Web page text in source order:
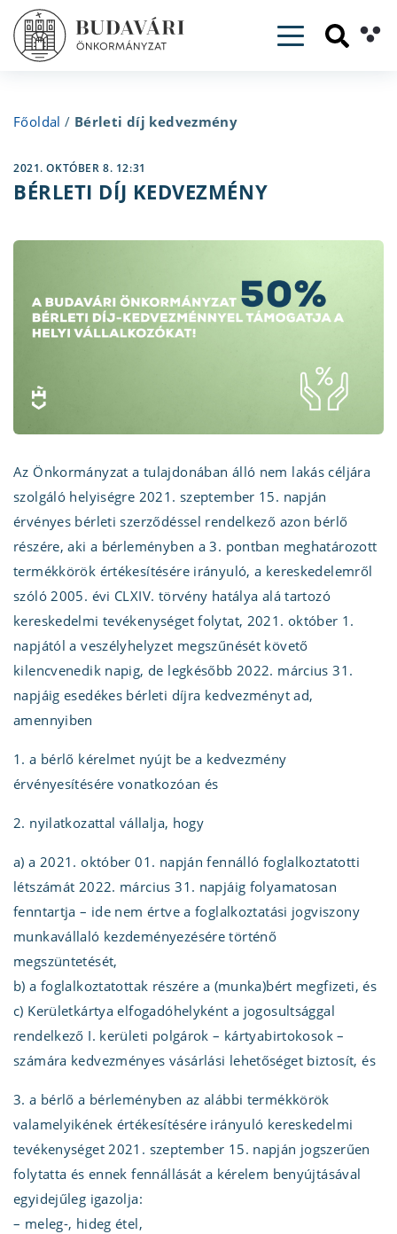
Toggle
Főoldal / Bérleti díj kedvezmény
2021. OKTÓBER 8. 12:31
BÉRLETI DÍJ KEDVEZMÉNY
Az Önkormányzat a tulajdonában álló nem lakás céljára
szolgáló helyiségre 2021. szeptember 15. napján
érvényes bérleti szerződéssel rendelkező azon bérlő
részére, aki a bérleményben a 3. pontban meghatározott
termékkörök értékesítésére irányuló, a kereskedelemről
szóló 2005. évi CLXIV. törvény hatálya alá tartozó
kereskedelmi tevékenységet folytat, 2021. október 1.
napjától a veszélyhelyzet megszűnését követő
kilencvenedik napig, de legkésőbb 2022. március 31.
napjáig esedékes bérleti díjra kedvezményt ad,
amennyiben
1. a bérlő kérelmet nyújt be a kedvezmény
érvényesítésére vonatkozóan és
2. nyilatkozattal vállalja, hogy
a) a 2021. október 01. napján fennálló foglalkoztatotti
létszámát 2022. március 31. napjáig folyamatosan
fenntartja – ide nem értve a foglalkoztatási jogviszony
munkavállaló kezdeményezésére történő
megszüntetését,
b) a foglalkoztatottak részére a (munka)bért megfizeti, és
c) Kerületkártya elfogadóhelyként a jogosultsággal
rendelkező I. kerületi polgárok – kártyabirtokosok –
számára kedvezményes vásárlási lehetőséget biztosít, és
3. a bérlő a bérleményben az alábbi termékkörök
valamelyikének értékesítésére irányuló kereskedelmi
tevékenységet 2021. szeptember 15. napján jogszerűen
folytatta és ennek fennállását a kérelem benyújtásával
egyidejűleg igazolja:
– meleg-, hideg étel,